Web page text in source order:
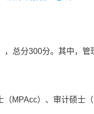
，总分300分。其中，管
（MPAcc）、审计硕士